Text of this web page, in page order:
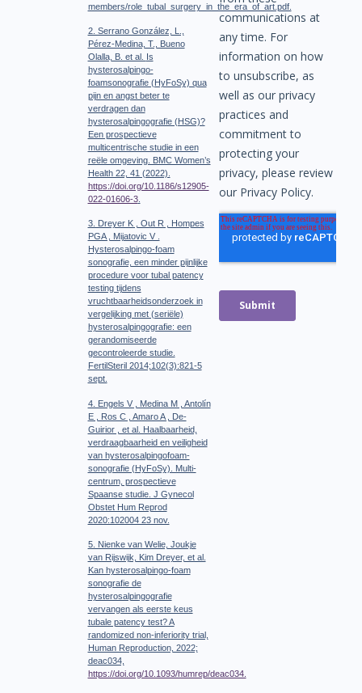
members/role_tubal_surgery_in_the_era_of_art.pdf.
2. Serrano González, L.,
Pérez-Medina, T., Bueno
Olalla, B. et al. Is
hysterosalpingo-
foamsonografie (HyFoSy) qua
pijn en angst beter te
verdragen dan
hysterosalpingografie (HSG)?
Een prospectieve
multicentrische studie in een
reële omgeving. BMC Women’s
Health 22, 41 (2022).
https://doi.org/10.1186/s12905-
022-01606-3.
3. Dreyer K , Out R , Hompes
PGA , Mijatovic V .
Hysterosalpingo-foam
sonografie, een minder pijnlijke
procedure voor tubal patency
testing tijdens
vruchtbaarheidsonderzoek in
vergelijking met (seriële)
hysterosalpingografie: een
gerandomiseerde
gecontroleerde studie.
FertilSteril 2014;102(3):821-5
sept.
4. Engels V , Medina M , Antolín
E , Ros C , Amaro A , De-
Guirior , et al. Haalbaarheid,
verdraagbaarheid en veiligheid
van hysterosalpingofoam-
sonografie (HyFoSy). Multi-
centrum, prospectieve
Spaanse studie. J Gynecol
Obstet Hum Reprod
2020:102004 23 nov.
5. Nienke van Welie, Joukje
van Rijswijk, Kim Dreyer, et al.
Kan hysterosalpingo-foam
sonografie de
hysterosalpingografie
vervangen als eerste keus
tubale patency test? A
randomized non-inferiority trial,
Human Reproduction, 2022;
deac034,
https://doi.org/10.1093/humrep/deac034.